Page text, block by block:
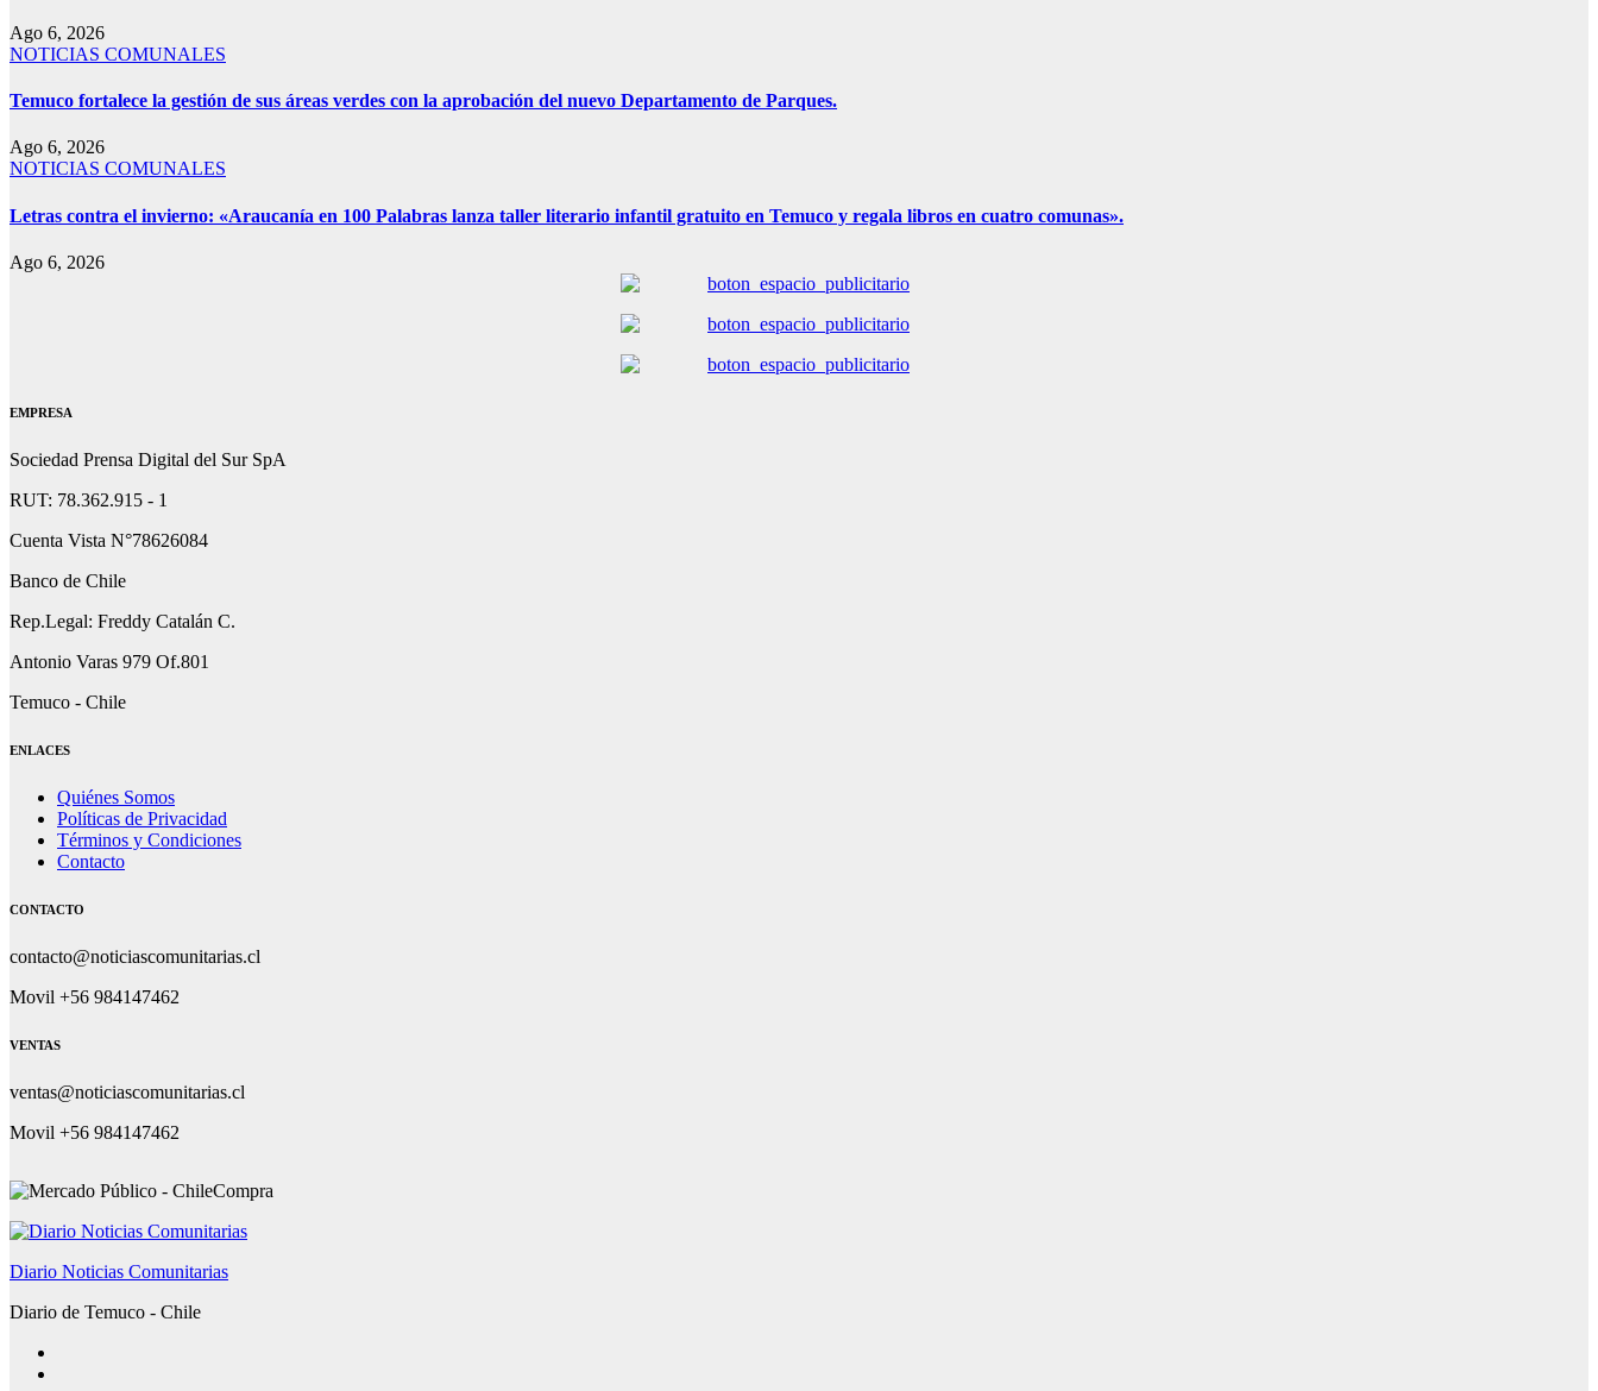
Ago 6, 2026
NOTICIAS COMUNALES
Temuco fortalece la gestión de sus áreas verdes con la aprobación del nuevo Departamento de Parques.
Ago 6, 2026
NOTICIAS COMUNALES
Letras contra el invierno: «Araucanía en 100 Palabras lanza taller literario infantil gratuito en Temuco y regala libros en cuatro comunas».
Ago 6, 2026
EMPRESA
Sociedad Prensa Digital del Sur SpA
RUT: 78.362.915 - 1
Cuenta Vista N°78626084
Banco de Chile
Rep.Legal: Freddy Catalán C.
Antonio Varas 979 Of.801
Temuco - Chile
ENLACES
Quiénes Somos
Políticas de Privacidad
Términos y Condiciones
Contacto
CONTACTO
contacto@noticiascomunitarias.cl
Movil +56 984147462
VENTAS
ventas@noticiascomunitarias.cl
Movil +56 984147462
Diario Noticias Comunitarias
Diario de Temuco - Chile